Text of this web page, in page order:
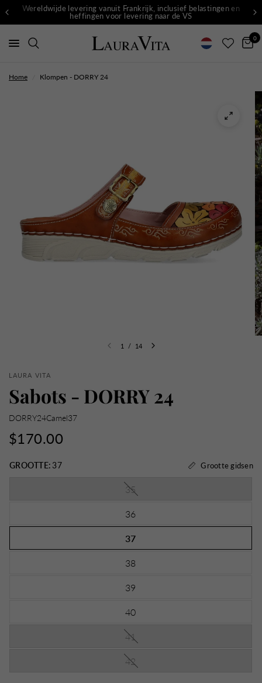
Wereldwijde levering vanuit Frankrijk, inclusief belastingen en
heffingen voor levering naar de VS
0
Home Klompen - DORRY 24
1 / 14
LAURA VITA
Sabots - DORRY 24
DORRY24Camel37
$170.00
GROOTTE: 37 Grootte gidsen
35
36
37
38
39
40
41
42